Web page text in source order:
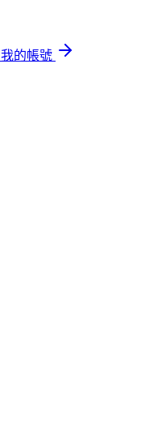
我的帳號